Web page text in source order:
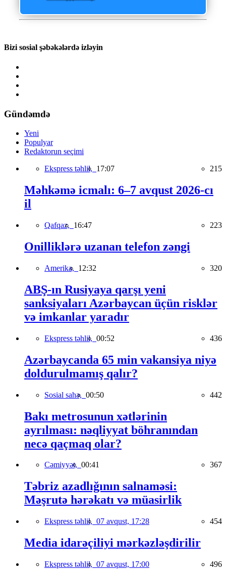
Bizi sosial şəbəkələrdə izləyin
Gündəmdə
Yeni
Populyar
Redaktorun seçimi
Ekspress təhlil, 17:07 215
Məhkəmə icmalı: 6–7 avqust 2026-cı
il
Qafqaz, 16:47 223
Onilliklərə uzanan telefon zəngi
Amerika, 12:32 320
ABŞ-ın Rusiyaya qarşı yeni
sanksiyaları Azərbaycan üçün risklər
və imkanlar yaradır
Ekspress təhlil, 00:52 436
Azərbaycanda 65 min vakansiya niyə
doldurulmamış qalır?
Sosial sahə, 00:50 442
Bakı metrosunun xətlərinin
ayrılması: nəqliyyat böhranından
necə qaçmaq olar?
Cəmiyyət, 00:41 367
Təbriz azadlığının salnaməsi:
Məşrutə hərəkatı və müasirlik
Ekspress təhlil, 07 avqust, 17:28 454
Media idarəçiliyi mərkəzləşdirilir
Ekspress təhlil, 07 avqust, 17:00 496